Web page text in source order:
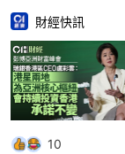
財經快訊
10